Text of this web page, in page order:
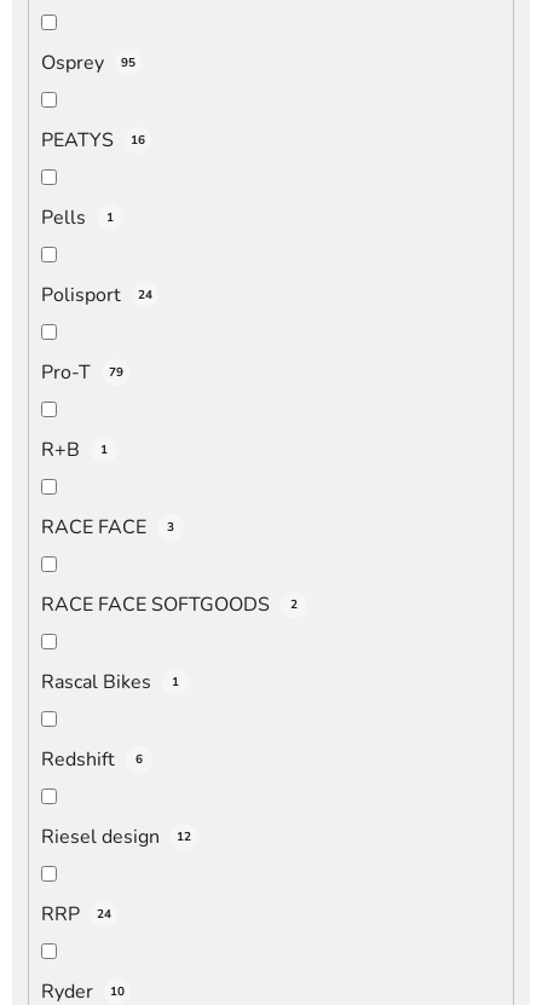
Osprey 95
PEATYS 16
Pells 1
Polisport 24
Pro-T 79
R+B 1
RACE FACE 3
RACE FACE SOFTGOODS 2
Rascal Bikes 1
Redshift 6
Riesel design 12
RRP 24
Ryder 10